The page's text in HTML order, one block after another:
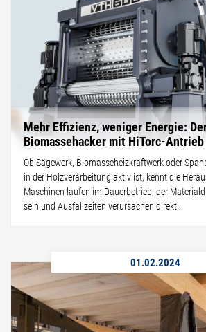
Mehr Effizienz, weniger Energie:
Biomassehacker mit HiTorc-Antrieb
Ob Sägewerk, Biomasseheizkraftwerk oder
in der Holzverarbeitung aktiv ist, kennt die
Maschinen laufen im Dauerbetrieb, der
sein und Ausfallzeiten verursachen direkt...
01.02.2024